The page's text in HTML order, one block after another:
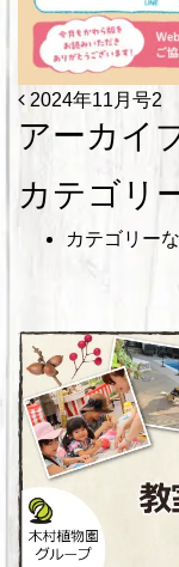
投稿ナ
2024年11月号2
アーカイ
カテゴリ
カテゴリー